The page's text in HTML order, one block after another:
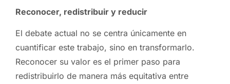
Reconocer, redistribuir y reducir
El debate actual no se centra únicamente en
cuantificar este trabajo, sino en transformarlo.
Reconocer su valor es el primer paso para
redistribuirlo de manera más equitativa entre